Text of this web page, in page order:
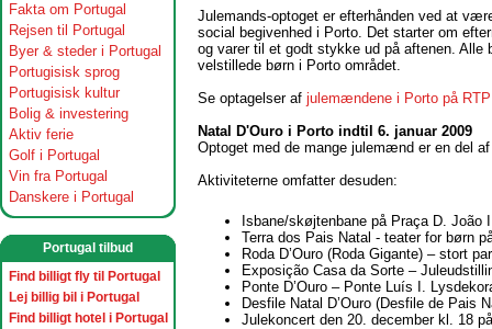
Fakta om Portugal
Rejsen til Portugal
Byer & steder i Portugal
Portugisisk sprog
Portugisisk kultur
Bolig & investering
Aktiv ferie
Golf i Portugal
Vin fra Portugal
Danskere i Portugal
Portugal tilbud
Find billigt fly til Portugal
Lej billig bil i Portugal
Find billigt hotel i Portugal
Julemands-optoget er efterhånden ved at
social begivenhed i Porto. Det starter om
og varer til et godt stykke ud på aftenen.
velstillede børn i Porto området.
Se optagelser af julemændene i Porto på
Natal D'Ouro i Porto indtil 6. januar 2009
Optoget med de mange julemænd er en del
Aktiviteterne omfatter desuden:
Isbane/skøjtenbane på Praça D. João
Terra dos Pais Natal - teater for børn
Roda D’Ouro (Roda Gigante) – stort
Exposição Casa da Sorte –
Ponte D’Ouro – Ponte Luís I.
Desfile Natal D’Ouro (Desfile de Pais
Julekoncert den 20. december kl. 18